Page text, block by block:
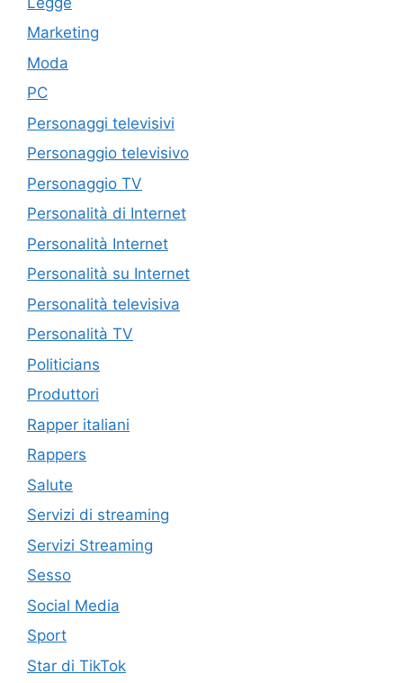
Marketing
Moda
PC
Personaggi televisivi
Personaggio televisivo
Personaggio TV
Personalità di Internet
Personalità Internet
Personalità su Internet
Personalità televisiva
Personalità TV
Politicians
Produttori
Rapper italiani
Rappers
Salute
Servizi di streaming
Servizi Streaming
Sesso
Social Media
Sport
Star di TikTok